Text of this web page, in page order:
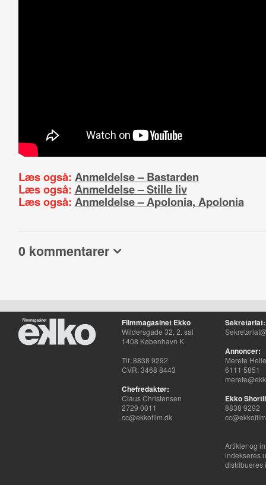
Læs også: Anmeldelse – Bastarden
Læs også: Anmeldelse – Stille liv
Læs også: Anmeldelse – Apolonia, Apolonia
0 kommentarer
Filmmagasinet Ekko
Wildersgade 32, 2. sal
1408 København K
Tlf. 8838 9292
CVR. 3468 8443
Chefredaktør:
Claus Christensen
2729 0011
cc@ekkofilm.dk
Sekretariat:
Annoncer:
Merete
6111 5851
Ekko
8838 9292
Artikler og
indekseres
distribueres